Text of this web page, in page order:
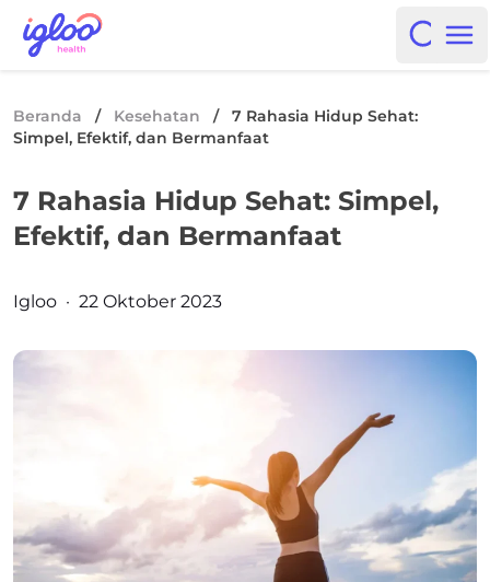
Skip to content
Igloo Blog
Open
Beranda / Kesehatan /
7 Rahasia Hidup Sehat:
Simpel, Efektif, dan Bermanfaat
7 Rahasia Hidup Sehat: Simpel,
Efektif, dan Bermanfaat
Posted by
Igloo · 22 Oktober 2023